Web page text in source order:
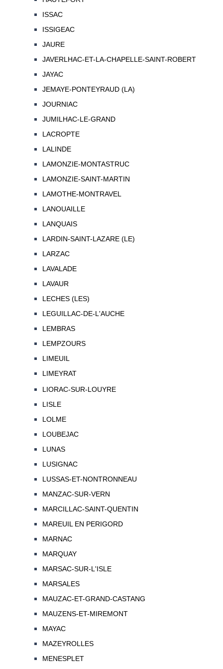
ISSAC
ISSIGEAC
JAURE
JAVERLHAC-ET-LA-CHAPELLE-SAINT-ROBERT
JAYAC
JEMAYE-PONTEYRAUD (LA)
JOURNIAC
JUMILHAC-LE-GRAND
LACROPTE
LALINDE
LAMONZIE-MONTASTRUC
LAMONZIE-SAINT-MARTIN
LAMOTHE-MONTRAVEL
LANOUAILLE
LANQUAIS
LARDIN-SAINT-LAZARE (LE)
LARZAC
LAVALADE
LAVAUR
LECHES (LES)
LEGUILLAC-DE-L'AUCHE
LEMBRAS
LEMPZOURS
LIMEUIL
LIMEYRAT
LIORAC-SUR-LOUYRE
LISLE
LOLME
LOUBEJAC
LUNAS
LUSIGNAC
LUSSAS-ET-NONTRONNEAU
MANZAC-SUR-VERN
MARCILLAC-SAINT-QUENTIN
MAREUIL EN PERIGORD
MARNAC
MARQUAY
MARSAC-SUR-L'ISLE
MARSALES
MAUZAC-ET-GRAND-CASTANG
MAUZENS-ET-MIREMONT
MAYAC
MAZEYROLLES
MENESPLET